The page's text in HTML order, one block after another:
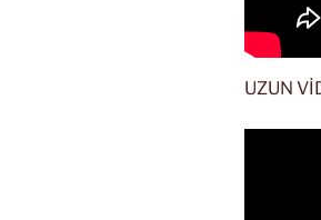
UZUN